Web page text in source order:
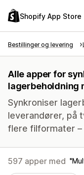
Shopify App Store
Bestillinger og levering
Alle apper for
lagerbeholdning
Synkroniser
leverandører, på
flere filformater –
597 apper med